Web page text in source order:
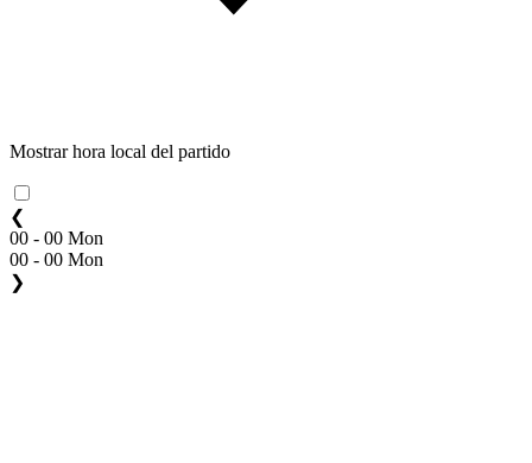
Mostrar hora local del partido
❮
00 - 00 Mon
00 - 00 Mon
❯